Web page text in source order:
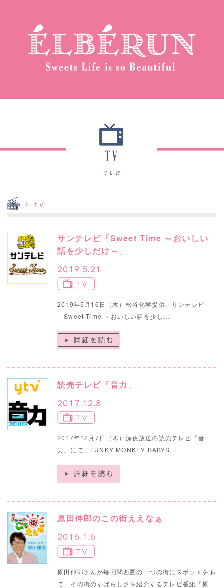
Home ＴＶ
サンテレビ「Sweet Time ～おいしい
話を少しだけ～」
2019.5.21
2019年5月16日（木）松谷化学提供、サンテレビ
「Sweet Time ～おいしい話を少し…
読売テレビ「音力」
2017.12.8
2017年12月7日（木）深夜放送の読売テレビ「音
力」にて、FUNKY MONKEY BABYS…
原田伸郎のこの街ええなぁ
2016.1.6
原田伸郎さんが毎回関西圏の一つの街にスポットをあ
て、その街のすばらしさを紹介するテレビ番組「原